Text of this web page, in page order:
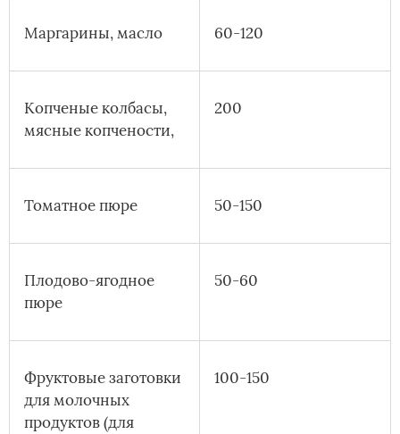
Маргарины, масло 60-120
Копченые колбасы,
мясные копчености,
200
Томатное пюре 50-150
Плодово-ягодное
пюре
50-60
Фруктовые заготовки
для молочных
продуктов (для
100-150